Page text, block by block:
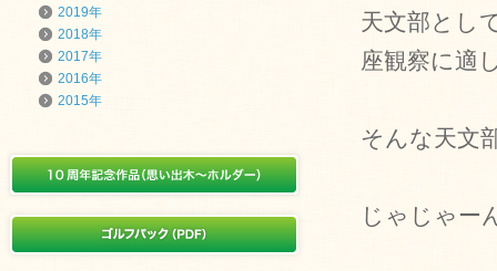
2019年
2018年
2017年
2016年
2015年
天文部とし
座観察に適
そんな天文
じゃじゃー